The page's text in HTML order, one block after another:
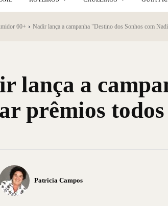
60+ Nadir lança a campanha "Destino dos Sonhos com
lança a
prêmios
Patricia Campos